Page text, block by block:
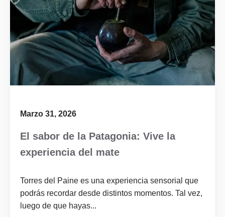
Marzo 31, 2026
El sabor de la Patagonia: Vive la
experiencia del mate
Torres del Paine es una experiencia sensorial que
podrás recordar desde distintos momentos. Tal vez,
luego de que hayas...